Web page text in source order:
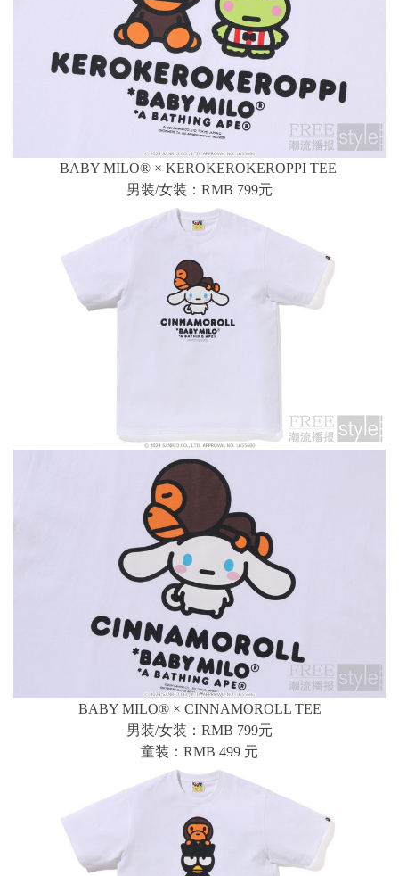
BABY MILO® × KEROKEROKEROPPI TEE
男装/女装：RMB 799元
BABY MILO® × CINNAMOROLL TEE
男装/女装：RMB 799元
童装：RMB 499 元